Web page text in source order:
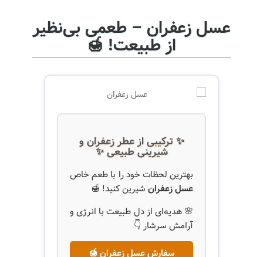
عسل زعفران – طعمی بی‌نظیر
از طبیعت! 🍯
✨ ترکیبی از عطر زعفران و
شیرینی طبیعی ✨
بهترین لحظات خود را با طعم خاص
عسل زعفرانشیرین کنید! 🍯
🌸 هدیه‌ای از دل طبیعت با انرژی و
آرامش سرشار 👇